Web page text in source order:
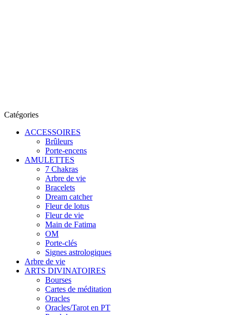
Catégories
ACCESSOIRES
Brûleurs
Porte-encens
AMULETTES
7 Chakras
Arbre de vie
Bracelets
Dream catcher
Fleur de lotus
Fleur de vie
Main de Fatima
OM
Porte-clés
Signes astrologiques
Arbre de vie
ARTS DIVINATOIRES
Bourses
Cartes de méditation
Oracles
Oracles/Tarot en PT